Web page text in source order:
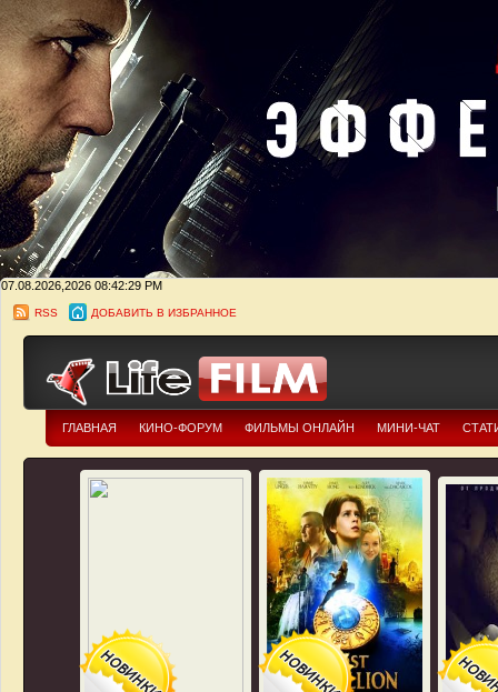
07.08.2026,2026 08:42:30 PM
RSS ДОБАВИТЬ В ИЗБРАННОЕ
ГЛАВНАЯ КИНО-ФОРУМ ФИЛЬМЫ ОНЛАЙН МИНИ-ЧАТ